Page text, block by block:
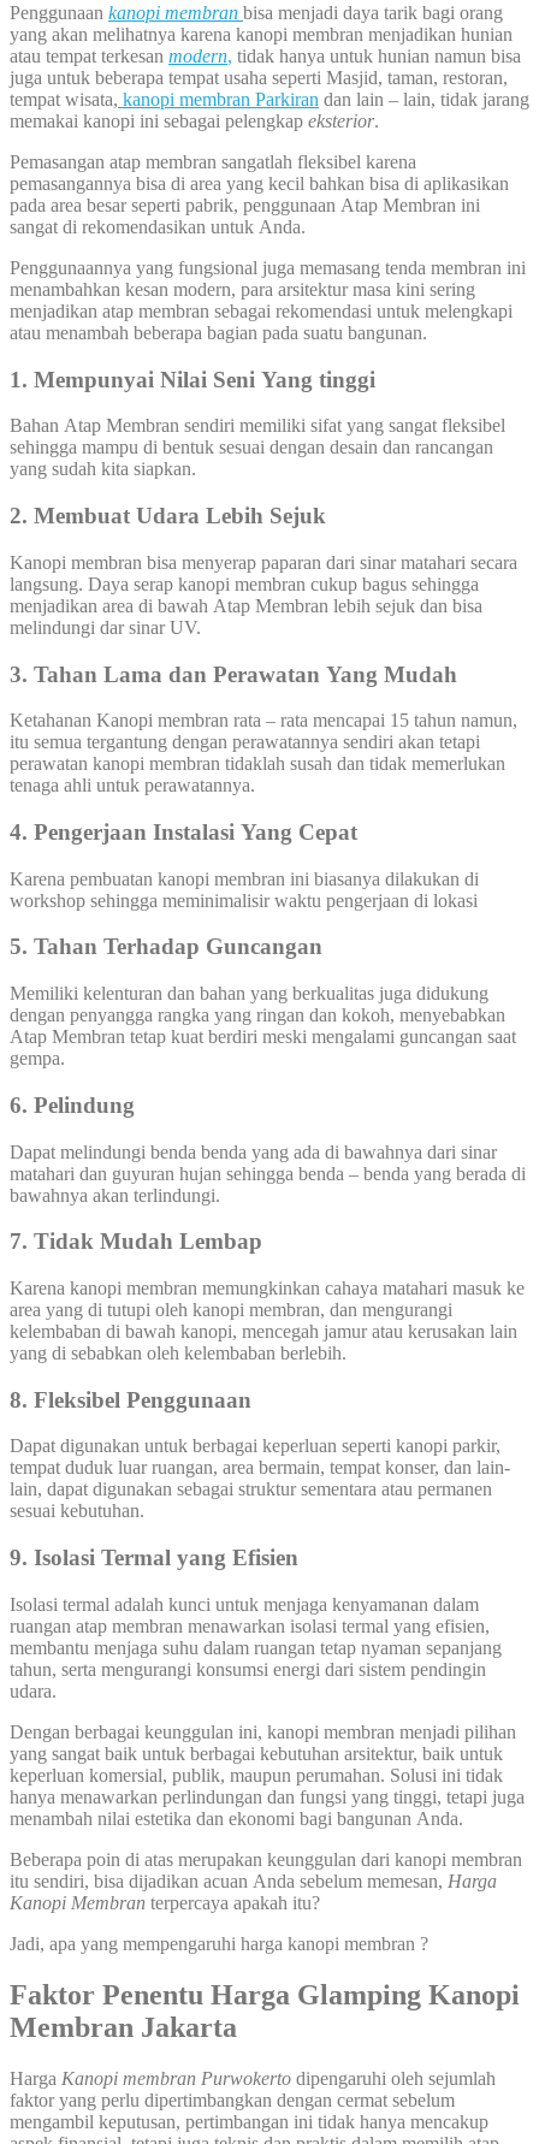
Penggunaan kanopi membran bisa menjadi daya tarik bagi orang
yang akan melihatnya karena kanopi membran menjadikan hunian
atau tempat terkesan modern, tidak hanya untuk hunian namun bisa
juga untuk beberapa tempat usaha seperti Masjid, taman, restoran,
tempat wisata, kanopi membran Parkiran dan lain – lain, tidak jarang
memakai kanopi ini sebagai pelengkap eksterior.
Pemasangan atap membran sangatlah fleksibel karena
pemasangannya bisa di area yang kecil bahkan bisa di aplikasikan
pada area besar seperti pabrik, penggunaan Atap Membran ini
sangat di rekomendasikan untuk Anda.
Penggunaannya yang fungsional juga memasang tenda membran ini
menambahkan kesan modern, para arsitektur masa kini sering
menjadikan atap membran sebagai rekomendasi untuk melengkapi
atau menambah beberapa bagian pada suatu bangunan.
1. Mempunyai Nilai Seni Yang tinggi
Bahan Atap Membran sendiri memiliki sifat yang sangat fleksibel
sehingga mampu di bentuk sesuai dengan desain dan rancangan
yang sudah kita siapkan.
2. Membuat Udara Lebih Sejuk
Kanopi membran bisa menyerap paparan dari sinar matahari secara
langsung. Daya serap kanopi membran cukup bagus sehingga
menjadikan area di bawah Atap Membran lebih sejuk dan bisa
melindungi dar sinar UV.
3. Tahan Lama dan Perawatan Yang Mudah
Ketahanan Kanopi membran rata – rata mencapai 15 tahun namun,
itu semua tergantung dengan perawatannya sendiri akan tetapi
perawatan kanopi membran tidaklah susah dan tidak memerlukan
tenaga ahli untuk perawatannya.
4. Pengerjaan Instalasi Yang Cepat
Karena pembuatan kanopi membran ini biasanya dilakukan di
workshop sehingga meminimalisir waktu pengerjaan di lokasi
5. Tahan Terhadap Guncangan
Memiliki kelenturan dan bahan yang berkualitas juga didukung
dengan penyangga rangka yang ringan dan kokoh, menyebabkan
Atap Membran tetap kuat berdiri meski mengalami guncangan saat
gempa.
6. Pelindung
Dapat melindungi benda benda yang ada di bawahnya dari sinar
matahari dan guyuran hujan sehingga benda – benda yang berada di
bawahnya akan terlindungi.
7. Tidak Mudah Lembap
Karena kanopi membran memungkinkan cahaya matahari masuk ke
area yang di tutupi oleh kanopi membran, dan mengurangi
kelembaban di bawah kanopi, mencegah jamur atau kerusakan lain
yang di sebabkan oleh kelembaban berlebih.
8. Fleksibel Penggunaan
Dapat digunakan untuk berbagai keperluan seperti kanopi parkir,
tempat duduk luar ruangan, area bermain, tempat konser, dan lain-
lain, dapat digunakan sebagai struktur sementara atau permanen
sesuai kebutuhan.
9. Isolasi Termal yang Efisien
Isolasi termal adalah kunci untuk menjaga kenyamanan dalam
ruangan atap membran menawarkan isolasi termal yang efisien,
membantu menjaga suhu dalam ruangan tetap nyaman sepanjang
tahun, serta mengurangi konsumsi energi dari sistem pendingin
udara.
Dengan berbagai keunggulan ini, kanopi membran menjadi pilihan
yang sangat baik untuk berbagai kebutuhan arsitektur, baik untuk
keperluan komersial, publik, maupun perumahan. Solusi ini tidak
hanya menawarkan perlindungan dan fungsi yang tinggi, tetapi juga
menambah nilai estetika dan ekonomi bagi bangunan Anda.
Beberapa poin di atas merupakan keunggulan dari kanopi membran
itu sendiri, bisa dijadikan acuan Anda sebelum memesan, Harga
Kanopi Membran terpercaya apakah itu?
Jadi, apa yang mempengaruhi harga kanopi membran ?
Faktor Penentu Harga Glamping Kanopi
Membran Jakarta
Harga Kanopi membran Purwokerto dipengaruhi oleh sejumlah
faktor yang perlu dipertimbangkan dengan cermat sebelum
mengambil keputusan, pertimbangan ini tidak hanya mencakup